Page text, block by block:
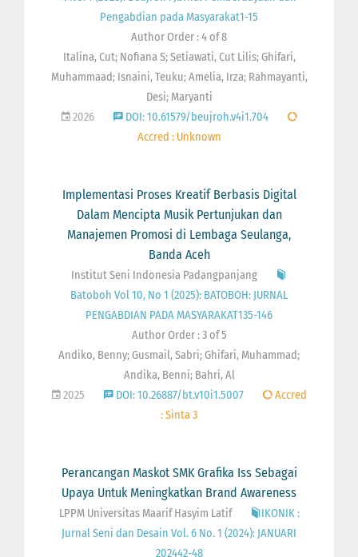
Pengabdian pada Masyarakat1-15
Author Order : 4 of 8
Italina, Cut; Nofiana S; Setiawati, Cut Lilis; Ghifari,
Muhammaad; Isnaini, Teuku; Amelia, Irza; Rahmayanti,
Desi; Maryanti
2026
DOI: 10.61579/beujroh.v4i1.704
Accred : Unknown
Implementasi Proses Kreatif Berbasis Digital
Dalam Mencipta Musik Pertunjukan dan
Manajemen Promosi di Lembaga Seulanga,
Banda Aceh
Institut Seni Indonesia Padangpanjang
Batoboh Vol 10, No 1 (2025): BATOBOH: JURNAL
PENGABDIAN PADA MASYARAKAT135-146
Author Order : 3 of 5
Andiko, Benny; Gusmail, Sabri; Ghifari, Muhammad;
Andika, Benni; Bahri, Al
2025
DOI: 10.26887/bt.v10i1.5007
Accred
: Sinta 3
Perancangan Maskot SMK Grafika Iss Sebagai
Upaya Untuk Meningkatkan Brand Awareness
LPPM Universitas Maarif Hasyim Latif
IKONIK :
Jurnal Seni dan Desain Vol. 6 No. 1 (2024): JANUARI
202442-48